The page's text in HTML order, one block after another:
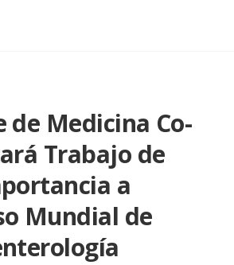
de Medicina Co-
Trabajo de
a
Mundial de